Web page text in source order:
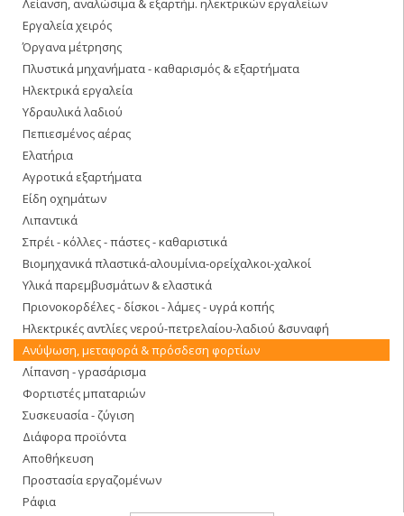
Λείανση, αναλώσιμα & εξαρτήμ. ηλεκτρικών εργαλείων
Εργαλεία χειρός
Όργανα μέτρησης
Πλυστικά μηχανήματα - καθαρισμός & εξαρτήματα
Ηλεκτρικά εργαλεία
Υδραυλικά λαδιού
Πεπιεσμένος αέρας
Ελατήρια
Αγροτικά εξαρτήματα
Είδη οχημάτων
Λιπαντικά
Σπρέι - κόλλες - πάστες - καθαριστικά
Βιομηχανικά πλαστικά-αλουμίνια-ορείχαλκοι-χαλκοί
Υλικά παρεμβυσμάτων & ελαστικά
Πριονοκορδέλες - δίσκοι - λάμες - υγρά κοπής
Ηλεκτρικές αντλίες νερού-πετρελαίου-λαδιού &συναφή
Ανύψωση, μεταφορά & πρόσδεση φορτίων
Λίπανση - γρασάρισμα
Φορτιστές μπαταριών
Συσκευασία - ζύγιση
Διάφορα προϊόντα
Αποθήκευση
Προστασία εργαζομένων
Ράφια